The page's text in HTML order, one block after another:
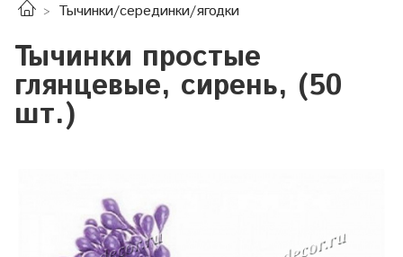
Тычинки/серединки/ягодки
Тычинки простые
глянцевые, сирень, (50
шт.)